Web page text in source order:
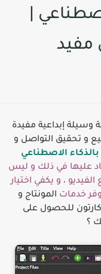
|
مفيد
وسيلة إبداعية مفيدة
و تحقيق التواصل و
بالذكاء الاصطناعي
عليها في ذلك و ليس
، و يكفي اختيار
خدمات المونتاج و
للحصول على
؟